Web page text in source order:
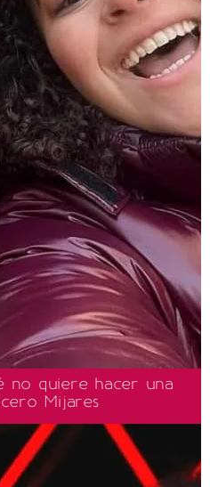
no quiere hacer una
Mijares